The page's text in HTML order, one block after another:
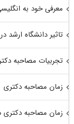
معرفی خود به
تاثیر دانشگاه ارشد
تجربیات مصاحبه
زمان مصاحبه دکتری
زمان مصاحبه دکتری